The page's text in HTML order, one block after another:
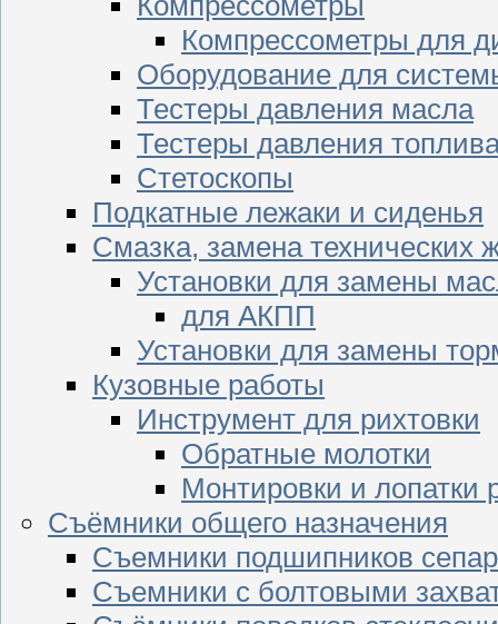
Компрессометры для
Оборудование для
Тестеры давления масла
Тестеры давления
Стетоскопы
Подкатные лежаки и сиденья
Смазка, замена технических
Установки для замены
для АКПП
Установки для замены
Кузовные работы
Инструмент для рихтовки
Обратные молотки
Монтировки и лопатки
Съёмники общего назначения
Съемники подшипников
Съемники с болтовыми